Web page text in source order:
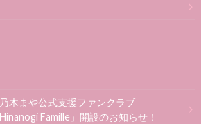
木まや公式支援ファンクラブ
Hinanogi Famille」開設のお知らせ！